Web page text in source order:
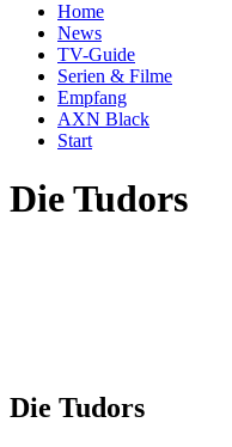
Home
News
TV-Guide
Serien & Filme
Empfang
AXN Black
Start
Die Tudors
Die Tudors